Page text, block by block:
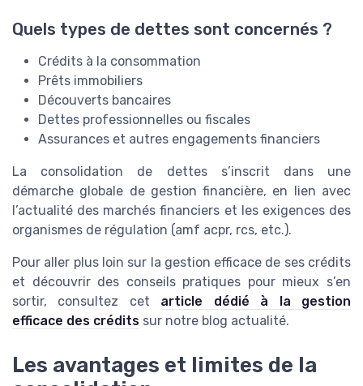
Quels types de dettes sont concernés ?
Crédits à la consommation
Prêts immobiliers
Découverts bancaires
Dettes professionnelles ou fiscales
Assurances et autres engagements financiers
La consolidation de dettes s’inscrit dans une
démarche globale de gestion financière, en lien avec
l’actualité des marchés financiers et les exigences des
organismes de régulation (amf acpr, rcs, etc.).
Pour aller plus loin sur la gestion efficace de ses crédits
et découvrir des conseils pratiques pour mieux s’en
sortir, consultez cet article dédié à la gestion
efficace des crédits sur notre blog actualité.
Les avantages et limites de la